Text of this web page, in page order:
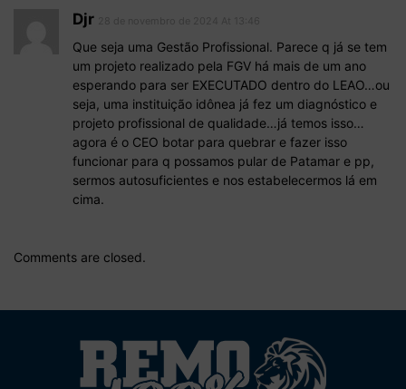
Djr
Que seja uma Gestão Profissional. Parece q já se tem
um projeto realizado pela FGV há mais de um ano
esperando para ser EXECUTADO dentro do LEAO…ou
seja, uma instituição idônea já fez um diagnóstico e
projeto profissional de qualidade…já temos isso…
agora é o CEO botar para quebrar e fazer isso
funcionar para q possamos pular de Patamar e pp,
sermos autosuficientes e nos estabelecermos lá em
cima.
Comments are closed.